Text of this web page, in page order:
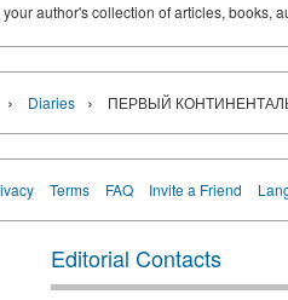
author's collection of articles, books,
› Diaries › ПЕРВЫЙ
Terms FAQ Invite a Friend
Editorial Contacts